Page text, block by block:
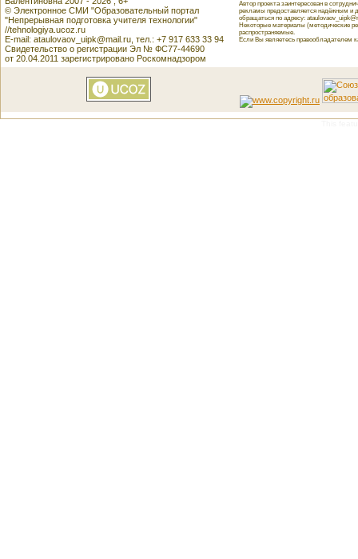
© Электронное СМИ "Образовательный портал
"Непрерывная подготовка учителя технологии"
//tehnologiya.ucoz.ru
E-mail: ataulovaov_uipk@mail.ru, тел.: +7 917 633 33 94
Свидетельство о регистрации Эл № ФС77-44690
от 20.04.2011 зарегистрировано Роскомнадзором
Автор проекта заинтересован в
рекламы предоставляется надёжным и
обращаться по адресу:
Некоторые материалы (методические
распространяемые.
Если Вы являетесь правообладателем